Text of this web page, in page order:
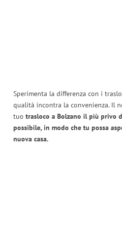
Sperimenta la differenza con i
qualità incontra la convenienza. Il
tuo trasloco a Bolzano il più privo
possibile, in modo che tu possa
nuova casa.